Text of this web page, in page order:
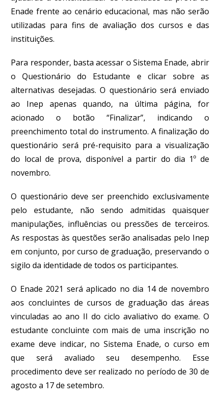
Enade frente ao cenário educacional, mas não serão
utilizadas para fins de avaliação dos cursos e das
instituições.
Para responder, basta acessar o Sistema Enade, abrir
o Questionário do Estudante e clicar sobre as
alternativas desejadas. O questionário será enviado
ao Inep apenas quando, na última página, for
acionado o botão “Finalizar”, indicando o
preenchimento total do instrumento. A finalização do
questionário será pré-requisito para a visualização
do local de prova, disponível a partir do dia 1º de
novembro.
O questionário deve ser preenchido exclusivamente
pelo estudante, não sendo admitidas quaisquer
manipulações, influências ou pressões de terceiros.
As respostas às questões serão analisadas pelo Inep
em conjunto, por curso de graduação, preservando o
sigilo da identidade de todos os participantes.
O Enade 2021 será aplicado no dia 14 de novembro
aos concluintes de cursos de graduação das áreas
vinculadas ao ano II do ciclo avaliativo do exame. O
estudante concluinte com mais de uma inscrição no
exame deve indicar, no Sistema Enade, o curso em
que será avaliado seu desempenho. Esse
procedimento deve ser realizado no período de 30 de
agosto a 17 de setembro.